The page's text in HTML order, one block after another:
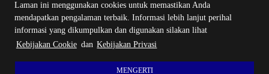
Laman ini menggunakan cookies untuk memastikan Anda
mendapatkan pengalaman terbaik. Informasi lebih lanjut perihal
informasi yang dikumpulkan dan digunakan silakan lihat
Kebijakan Cookie dan Kebijakan Privasi
MENGERTI
Login Emma
Online Booking